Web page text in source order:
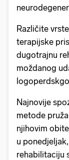
Različite
terapijske
dugotrajnu
moždanog
Najnovije
metode
njihovim
u
rehabilitaciju